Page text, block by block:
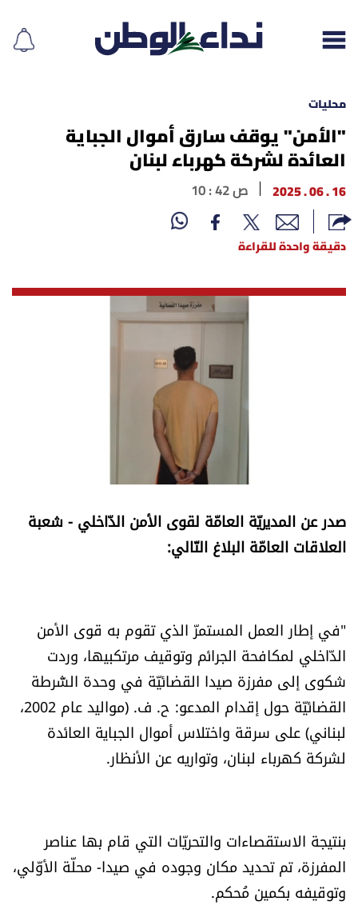
إقرأ الجريدة
لبنان
الغلاف
نداء اليوم
كتّابنا
آراء
اقتصاد
العالم
الصحافة الإسرائيلية
فصل من كتاب
محليات
"الأمن" يوقف سارق أموال الجباية
العائدة لشركة كهرباء لبنان
16 . 06 . 2025 10 : 42 ص
دقيقة واحدة للقراءة
صدر عن المديريّة العامّة لقوى الأمن الدّاخلي - شعبة
العلاقات العامّة البلاغ التّالي:
"في إطار العمل المستمرّ الذي تقوم به قوى الأمن
الدّاخلي لمكافحة الجرائم وتوقيف مرتكبيها، وردت
شكوى إلى مفرزة صيدا القضائيّة في وحدة الشّرطة
القضائيّة حول إقدام المدعو: ح. ف. (مواليد عام 2002،
لبناني) على سرقة واختلاس أموال الجباية العائدة
لشركة كهرباء لبنان، وتواريه عن الأنظار.
بنتيجة الاستقصاءات والتحريّات التي قام بها عناصر
المفرزة، تم تحديد مكان وجوده في صيدا- محلّة الأوّلي،
وتوقيفه بكمين مُحكم.